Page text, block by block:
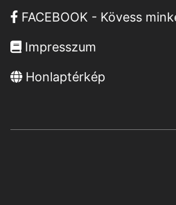
FACEBOOK - Kövess
Impresszum
Honlaptérkép